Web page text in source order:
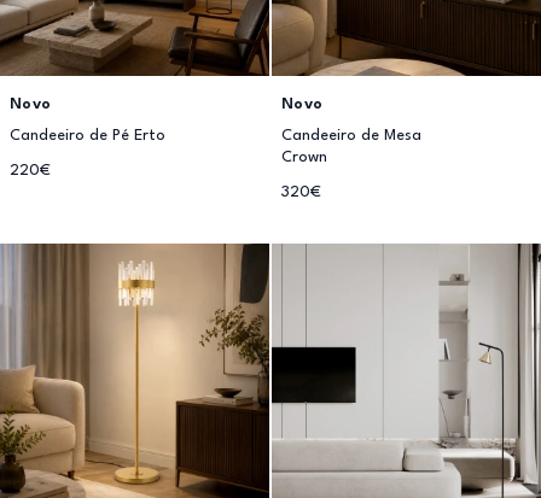
Novo
Candeeiro de Pé Erto
220€
Novo
Candeeiro de Mesa
Crown
320€